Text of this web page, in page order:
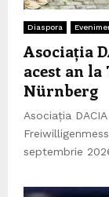
Diaspora
Asociația
acest an
Nürnberg
Asociația
septembrie